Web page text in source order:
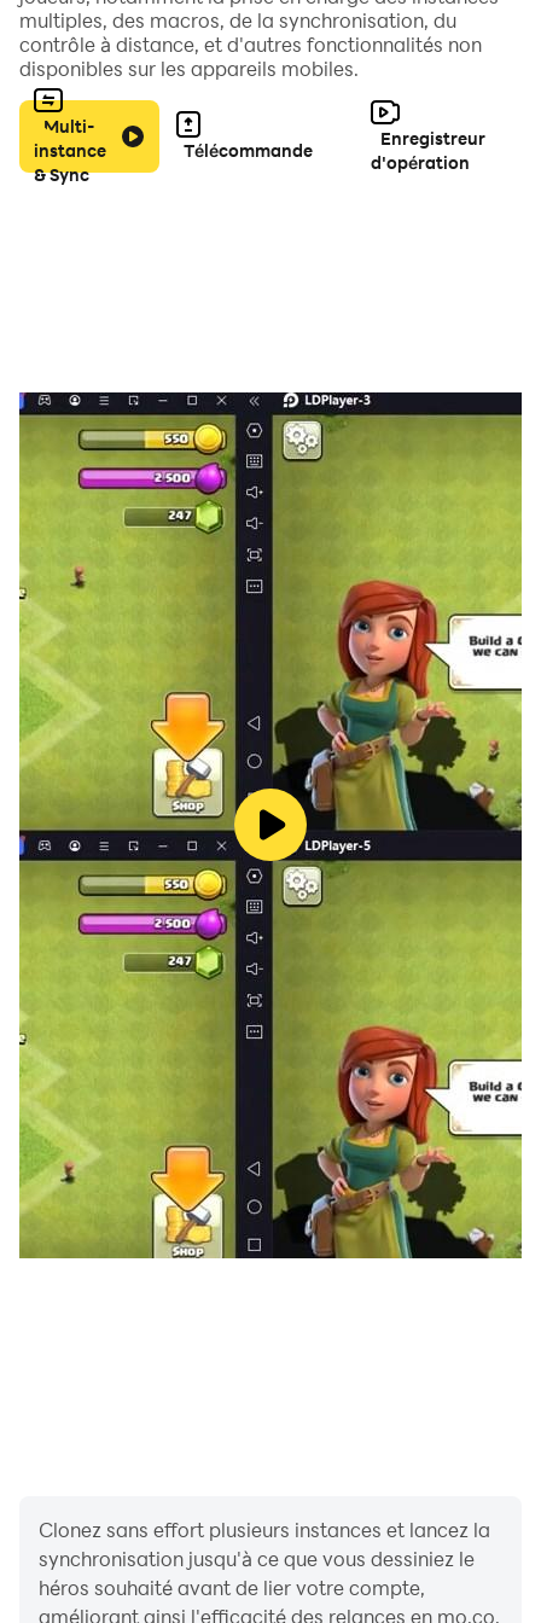
multiples, des macros, de la synchronisation, du
contrôle à distance, et d'autres fonctionnalités non
disponibles sur les appareils mobiles.
Multi-
instance
& Sync
Télécommande
Enregistreur
d'opération
Clonez sans effort plusieurs instances et lancez la
synchronisation jusqu'à ce que vous dessiniez le
héros souhaité avant de lier votre compte,
améliorant ainsi l'efficacité des relances en mo.co.